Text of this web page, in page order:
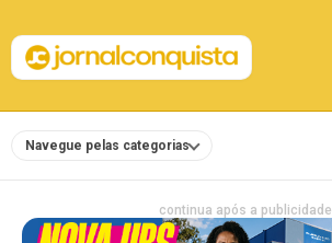
Navegue pelas categorias
continua após a publicidade